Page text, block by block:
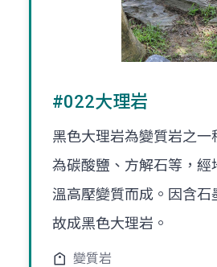
#022大理岩
黑色大理岩為變質岩之一
為碳酸鹽、方解石等，經
溫高壓變質而成。因含石
故成黑色大理岩。
變質岩